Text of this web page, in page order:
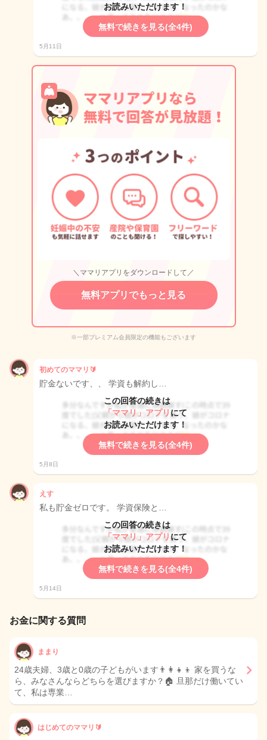
お読みいただけます！
無料で続きを見る(全4件)
5月11日
＼ママリアプリをダウンロードして／
無料アプリでもっと見る
※一部プレミアム会員限定の機能もございます
初めてのママリ🔰
貯金ないです、、 学資も解約し…
この回答の続きは
「ママリ」アプリ にて
お読みいただけます！
無料で続きを見る(全4件)
5月8日
えす
私も貯金ゼロです。 学資保険と…
この回答の続きは
「ママリ」アプリ にて
お読みいただけます！
無料で続きを見る(全4件)
5月14日
お金に関する質問
ままり
24歳夫婦、3歳と0歳の子どもがいます👨‍👩‍👧‍👦 家を買うな
ら、みなさんならどちらを選びますか？🏠 旦那だけ働いてい
て、私は専業…
はじめてのママリ🔰